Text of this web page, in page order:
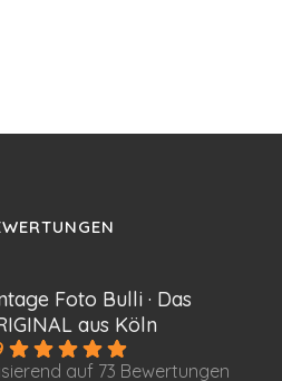
Foto Bulli · Das
aus Köln
auf 73 Bewertungen